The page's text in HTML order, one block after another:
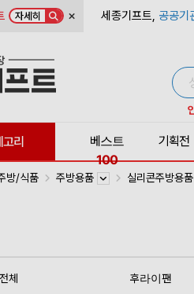
자세히 × 세종기프트, 공공기
리
베스트
100
기획전
방/식품 주방용품 실리콘주방용
전체
후라이팬